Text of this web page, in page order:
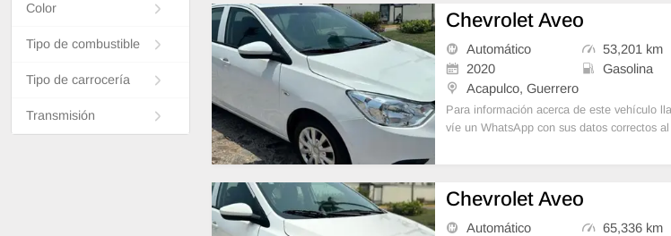
Color
Tipo de combustible
Tipo de carrocería
Transmisión
Chevrolet Aveo
Automático
53,201 km
2020
Gasolina
Acapulco, Guerrero
Para información acerca de este vehículo
víe un WhatsApp con sus datos correctos
Chevrolet Aveo
Automático
65,336 km